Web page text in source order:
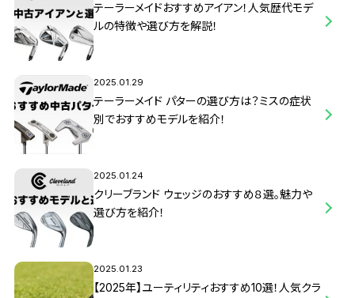
テーラーメイドおすすめアイアン！人気歴代モデ
ルの特徴や選び方を解説！
2025.01.29
テーラーメイド パターの選び方は？ミスの症状
別でおすすめモデルを紹介！
2025.01.24
クリーブランド ウェッジのおすすめ８選。魅力や
選び方を紹介！
2025.01.23
【2025年】ユーティリティおすすめ10選！人気クラ